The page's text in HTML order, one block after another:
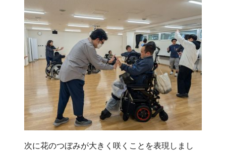
次に花のつぼみが大きく咲くことを表現しまし